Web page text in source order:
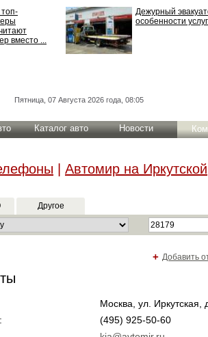
вместо ...
Дежурный
особенности
Пятница, 07 Августа 2026 года, 08:05
Каталог авто Новости
Автомир на Иркутской
Другое
+ Добавить
Москва ул. Иркутская,
(495) 925-50-60